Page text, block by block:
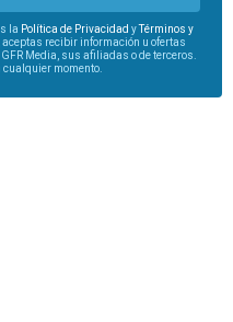
la Política de Privacidad yTérminos y
aceptas recibir información u ofertas
Media, sus afiliadas o de terceros.
momento.